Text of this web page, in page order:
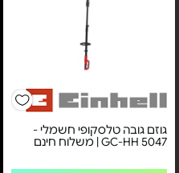
גוזם גובה טלסקופי חשמלי -
GC-HH 5047 | משלוח חינם